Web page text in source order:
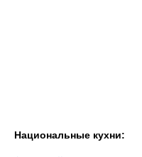
Национальные кухни: